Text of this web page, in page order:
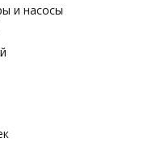
и насосы